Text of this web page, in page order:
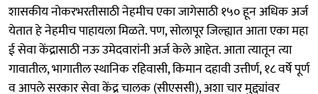
शासकीय नोकरभरतीसाठी नेहमीच एका जागेसाठी १५० हून अधिक अर्ज
येतात हे नेहमीच पाहायला मिळते. पण, सोलापूर जिल्ह्यात आता एका महा
ई सेवा केंद्रासाठी नऊ उमेदवारांनी अर्ज केले आहेत. आता त्यातून त्या
गावातील, भागातील स्थानिक रहिवासी, किमान दहावी उत्तीर्ण, १८ वर्षे पूर्ण
व आपले सरकार सेवा केंद्र चालक (सीएससी), अशा चार मुद्द्यांवर